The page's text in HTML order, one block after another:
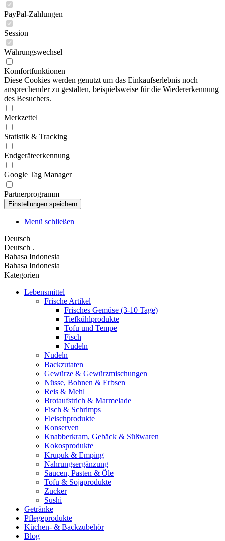
PayPal-Zahlungen
Session
Währungswechsel
Komfortfunktionen
Diese Cookies werden genutzt um das Einkaufserlebnis noch
ansprechender zu gestalten, beispielsweise für die Wiedererkennung
des Besuchers.
Merkzettel
Statistik & Tracking
Endgeräteerkennung
Google Tag Manager
Partnerprogramm
Menü schließen
Deutsch
Deutsch .
Bahasa Indonesia
Bahasa Indonesia
Kategorien
Lebensmittel
Frische Artikel
Frisches Gemüse (3-10 Tage)
Tiefkühlprodukte
Tofu und Tempe
Fisch
Nudeln
Nudeln
Backzutaten
Gewürze & Gewürzmischungen
Nüsse, Bohnen & Erbsen
Reis & Mehl
Brotaufstrich & Marmelade
Fisch & Schrimps
Fleischprodukte
Konserven
Knabberkram, Gebäck & Süßwaren
Kokosprodukte
Krupuk & Emping
Nahrungsergänzung
Saucen, Pasten & Öle
Tofu & Sojaprodukte
Zucker
Sushi
Getränke
Pflegeprodukte
Küchen- & Backzubehör
Blog